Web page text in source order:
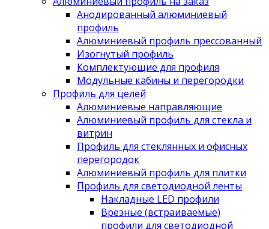
Анодированный алюминиевый
профиль
Алюминиевый профиль прессованный
Изогнутый профиль
Комплектующие для профиля
Модульные кабины и перегородки
Профиль для целей
Алюминиевые направляющие
Алюминиевый профиль для стекла и
витрин
Профиль для стеклянных и офисных
перегородок
Алюминиевый профиль для плитки
Профиль для светодиодной ленты
Накладные LED профили
Врезные (встраиваемые)
профили для светодиодной